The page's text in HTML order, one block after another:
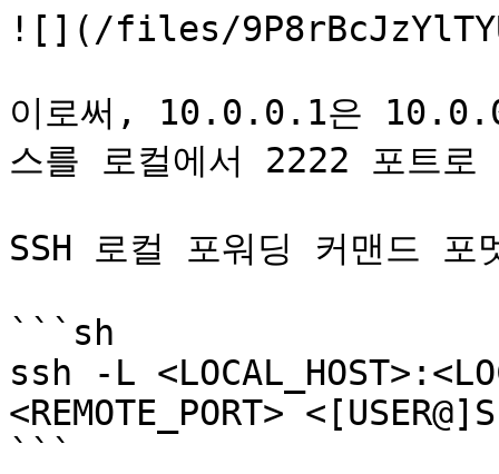
![](/files/
이로써, 10.0.0.1은
스를 로컬에서 2222 포트
SSH 로컬 포워딩 커맨드
```sh
ssh -L
<REMOTE_PORT>
```